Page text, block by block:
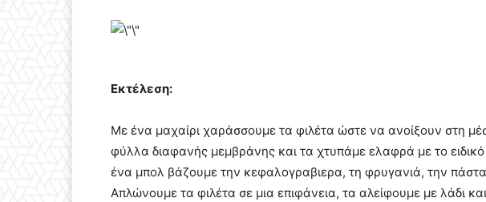
Εκτέλεση:
Με ένα μαχαίρι χαράσσουμε τα φιλέτα ώστε να ανοίξουν στη
φύλλα διαφανής μεμβράνης και τα χτυπάμε ελαφρά με το
ένα μπολ βάζουμε την κεφαλογραβιερα, τη φρυγανιά, την
Απλώνουμε τα φιλέτα σε μια επιφάνεια, τα αλείφουμε με λάδι